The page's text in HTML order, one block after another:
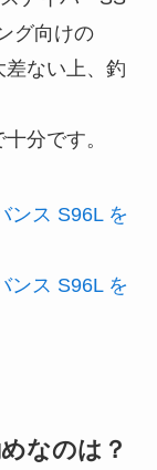
グ向けの
ない上、釣
分です。
ンス S96L を
ンス S96L を
なのは？